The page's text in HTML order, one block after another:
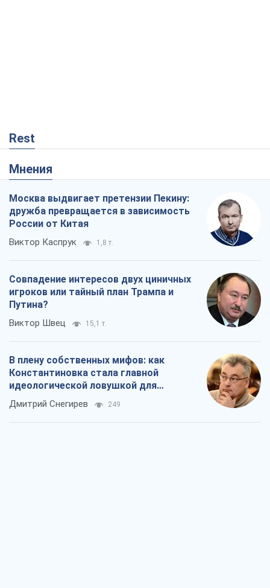
Rest
Мнения
Москва выдвигает претензии Пекину:
дружба превращается в зависимость
России от Китая
Виктор Каспрук 1,8 т.
Совпадение интересов двух циничных
игроков или тайный план Трампа и
Путина?
Виктор Швец 15,1 т.
В плену собственных мифов: как
Константиновка стала главной
идеологической ловушкой для
российских оккупантов
Дмитрий Снегирев 249